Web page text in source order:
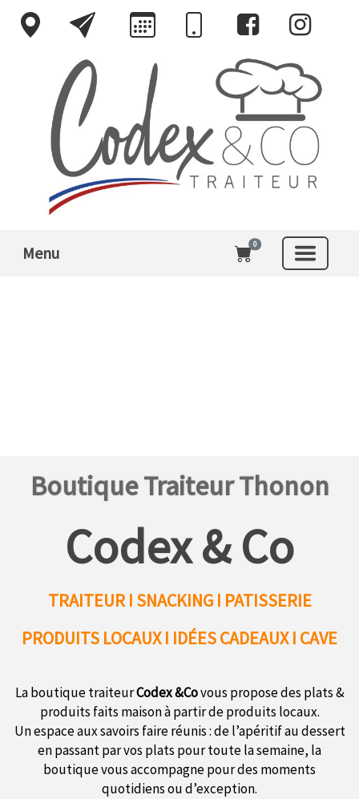
Menu 0
Boutique Traiteur Thonon
Codex & Co
TRAITEUR I SNACKING I PATISSERIE
PRODUITS LOCAUXI IDÉES CADEAUX I CAVE
La boutique traiteurCodex &Covous propose des plats &
produits faits maison à partir de produits locaux.
Un espace aux savoirs faire réunis : de l’apéritif au dessert
en passant par vos plats pour toute la semaine, la
boutique vous accompagne pour des moments
quotidiens ou d’exception.